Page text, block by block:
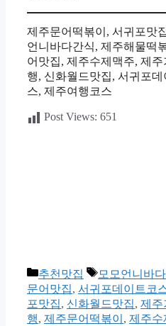
제주문어떡볶이, 서귀포맛
언니바다간식, 제주해물떡
어맛집, 제주수제맥주, 제주
행, 신화월드맛집, 서귀포데
스, 제주여행코스
Post Views: 651
카
테
고
리
추천맛집
태
그
모모언니바
문어맛집, 서귀포데이트코
포맛집, 신화월드맛집, 제주
행, 제주문어떡볶이 , 제주수